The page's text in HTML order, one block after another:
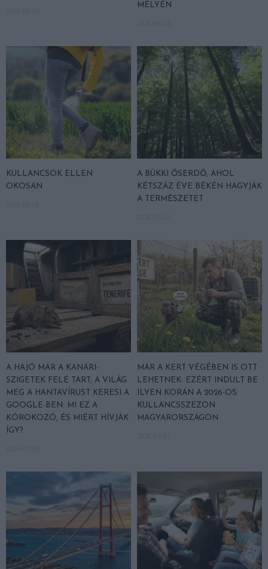
MÉLYÉN
KULLANCSOK ELLEN
OKOSAN
A BÜKKI ŐSERDŐ, AHOL
KÉTSZÁZ ÉVE BÉKÉN HAGYJÁK
A TERMÉSZETET
A HAJÓ MÁR A KANÁRI-
SZIGETEK FELÉ TART, A VILÁG
MEG A HANTAVÍRUST KERESI A
GOOGLE-BEN: MI EZ A
KÓROKOZÓ, ÉS MIÉRT HÍVJÁK
ÍGY?
MÁR A KERT VÉGÉBEN IS OTT
LEHETNEK: EZÉRT INDULT BE
ILYEN KORÁN A 2026-OS
KULLANCSSZEZON
MAGYARORSZÁGON